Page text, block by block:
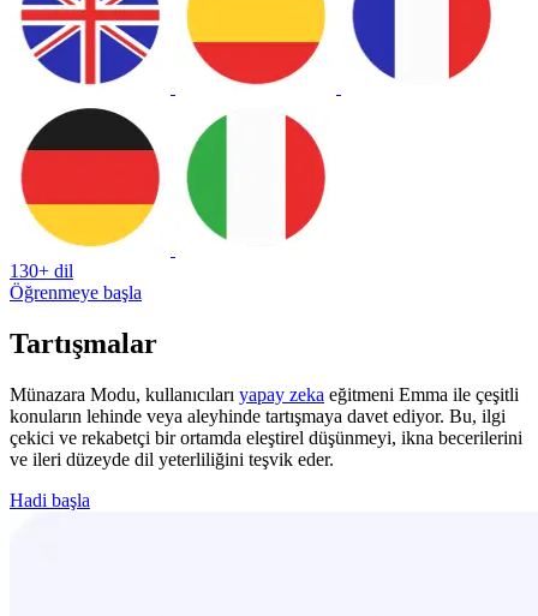
130+ dil
Öğrenmeye başla
Tartışmalar
Münazara Modu, kullanıcıları yapay zeka eğitmeni Emma ile çeşitli
konuların lehinde veya aleyhinde tartışmaya davet ediyor. Bu, ilgi
çekici ve rekabetçi bir ortamda eleştirel düşünmeyi, ikna becerilerini
ve ileri düzeyde dil yeterliliğini teşvik eder.
Hadi başla